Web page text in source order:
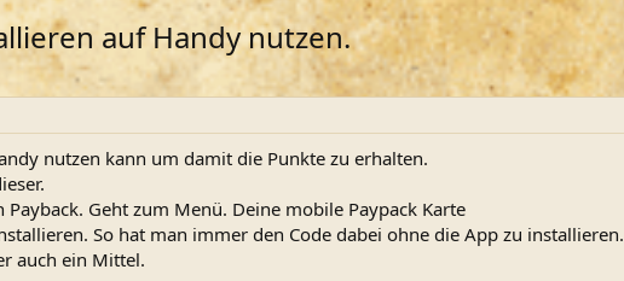
auf Handy nutzen.
nutzen kann um damit die Punkte zu erhalten.
Geht zum Menü. Deine mobile Paypack Karte
So hat man immer den Code dabei ohne die App zu installieren.
auch ein Mittel.